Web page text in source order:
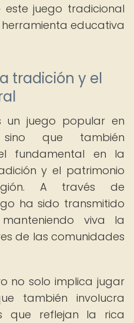
juego tradicional
educativa
tradición y el
un juego popular en
sino que también
fundamental en la
y el patrimonio
A través de
ha sido transmitido
viva la
de las comunidades
no solo implica jugar
también involucra
que reflejan la rica